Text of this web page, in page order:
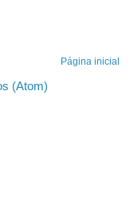
Página inicial
(Atom)